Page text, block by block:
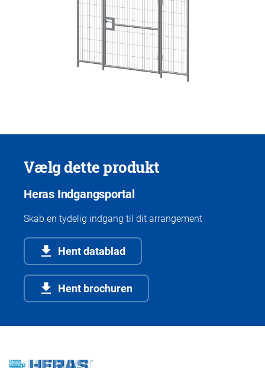
Vælg dette produkt
Heras Indgangsportal
Skab en tydelig indgang til dit arrangement
Hent datablad
Hent brochuren